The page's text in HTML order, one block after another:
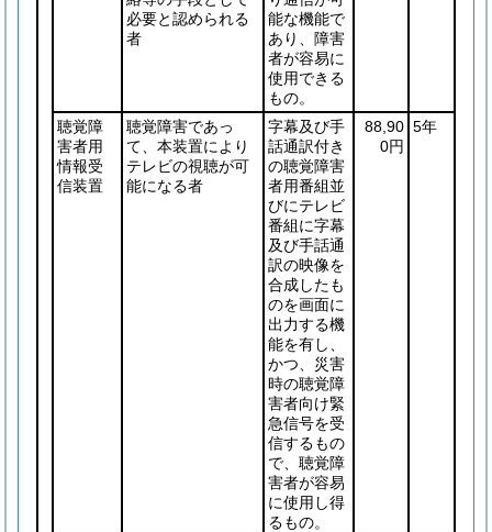
必要と認められる
者
能な機能で
あり、障害
者が容易に
使用できる
もの。
聴覚障
害者用
情報受
信装置
聴覚障害であっ
て、本装置により
テレビの視聴が可
能になる者
字幕及び手
話通訳付き
の聴覚障害
者用番組並
びにテレビ
番組に字幕
及び手話通
訳の映像を
合成したも
のを画面に
出力する機
能を有し、
かつ、災害
時の聴覚障
害者向け緊
急信号を受
信するもの
で、聴覚障
害者が容易
に使用し得
るもの。
88,90
0円
5年